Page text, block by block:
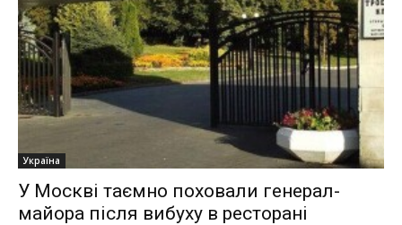
Україна
У Москві таємно поховали генерал-
майора після вибуху в ресторані